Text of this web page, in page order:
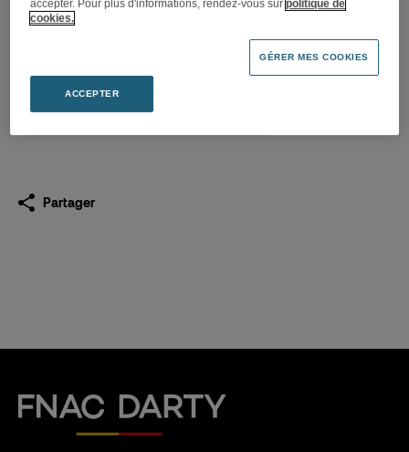
Résultats annuels 2023 :
résilience de l’activité
Télécharger (PDF 383,0 Ko)
Partager
Fnac Darty
accepter. Pour plus d'informations, rendez-vous surpolitique de
cookies.
GÉRER MES COOKIES
ACCEPTER